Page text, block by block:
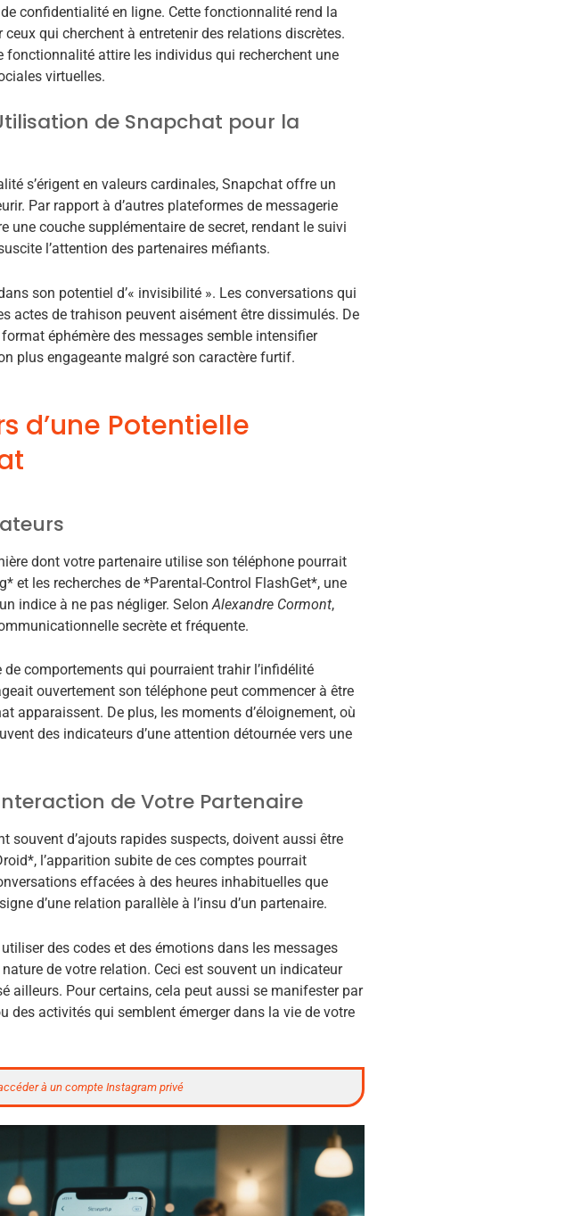
confidentialité en ligne. Cette fonctionnalité rend la
qui cherchent à entretenir des relations discrètes.
fonctionnalité attire les individus qui recherchent une
virtuelles.
de Snapchat pour la
s’érigent en valeurs cardinales, Snapchat offre un
Par rapport à d’autres plateformes de messagerie
une couche supplémentaire de secret, rendant le suivi
l’attention des partenaires méfiants.
son potentiel d’« invisibilité ». Les conversations qui
actes de trahison peuvent aisément être dissimulés. De
éphémère des messages semble intensifier
plus engageante malgré son caractère furtif.
d’une Potentielle
dont votre partenaire utilise son téléphone pourrait
et les recherches de *Parental-Control FlashGet*, une
indice à ne pas négliger. Selon Alexandre Cormont,
secrète et fréquente.
comportements qui pourraient trahir l’infidélité
ouvertement son téléphone peut commencer à être
apparaissent. De plus, les moments d’éloignement, où
des indicateurs d’une attention détournée vers une
de Votre Partenaire
souvent d’ajouts rapides suspects, doivent aussi être
l’apparition subite de ces comptes pourrait
effacées à des heures inhabituelles que
d’une relation parallèle à l’insu d’un partenaire.
des codes et des émotions dans les messages
de votre relation. Ceci est souvent un indicateur
ailleurs. Pour certains, cela peut aussi se manifester par
des activités qui semblent émerger dans la vie de votre
à un compte Instagram privé